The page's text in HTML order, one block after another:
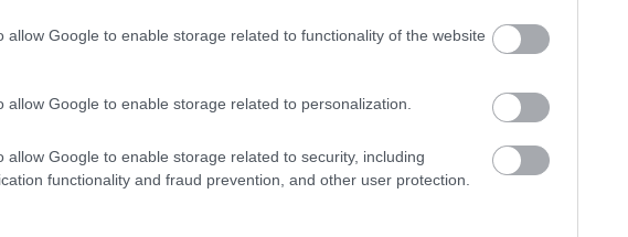
allow Google to enable storage related to functionality of the website
allow Google to enable storage related to personalization.
allow Google to enable storage related to security, including
functionality and fraud prevention, and other user protection.
csapatukkal a mezőnybe, de miután az FIA
republikánusok támogatásával azonban
ennek érdekében, ami a belépésük
tiltakozó Domenicali távozásához